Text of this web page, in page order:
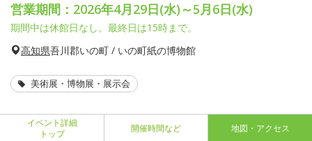
営業期間：2026年4月29日(水)～5月6日(水)
期間中は休館日なし。最終日は15時まで。
高知県吾川郡いの町 / いの町紙の博物館
美術展・博物展・展示会
イベント詳細
トップ
開催時間など 地図・アクセス